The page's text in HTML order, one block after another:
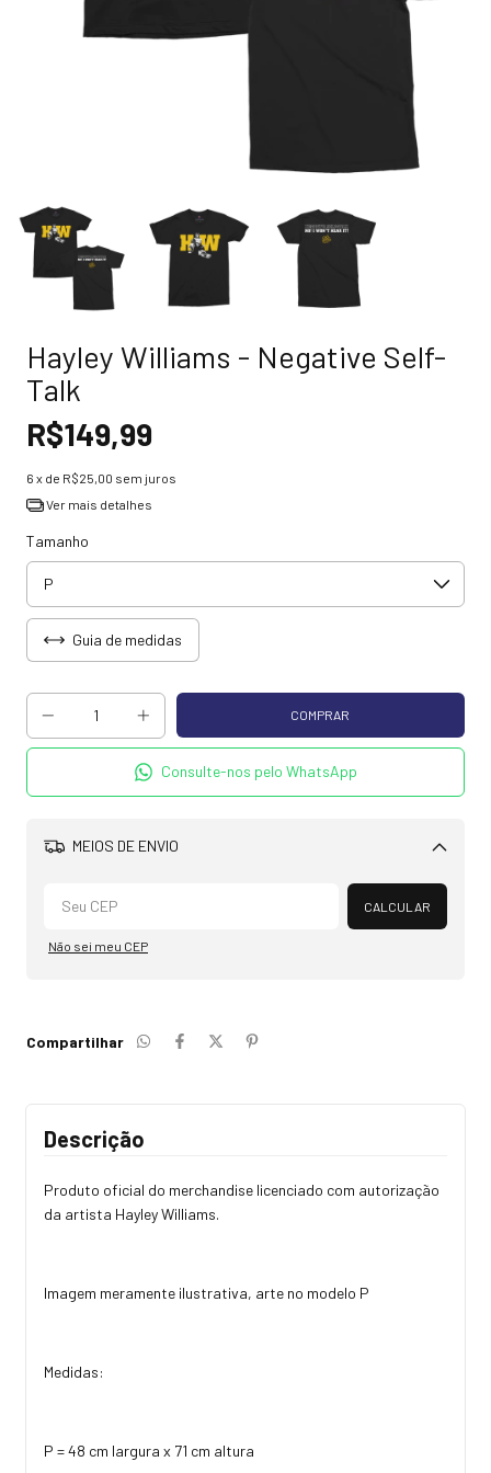
Hayley Williams - Negative Self-
Talk
R$149,99
6 x de R$25,00 sem juros
Ver mais detalhes
Tamanho
Guia de medidas
Consulte-nos pelo WhatsApp
MEIOS DE ENVIO
Alterar CEP
CALCULAR
Não sei meu CEP
Compartilhar
Descrição
Produto oficial do merchandise licenciado com autorização
da artista Hayley Williams.
Imagem meramente ilustrativa, arte no modelo P
Medidas:
P = 48 cm largura x 71 cm altura